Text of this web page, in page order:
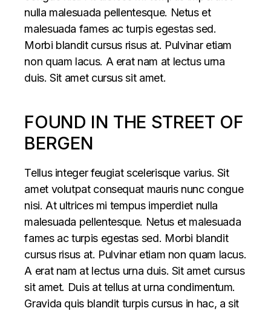
nulla malesuada pellentesque. Netus et
malesuada fames ac turpis egestas sed.
Morbi blandit cursus risus at. Pulvinar etiam
non quam lacus. A erat nam at lectus urna
duis. Sit amet cursus sit amet.
FOUND IN THE STREET OF
BERGEN
Tellus integer feugiat scelerisque varius. Sit
amet volutpat consequat mauris nunc congue
nisi. At ultrices mi tempus imperdiet nulla
malesuada pellentesque. Netus et malesuada
fames ac turpis egestas sed. Morbi blandit
cursus risus at. Pulvinar etiam non quam lacus.
A erat nam at lectus urna duis. Sit amet cursus
sit amet. Duis at tellus at urna condimentum.
Gravida quis blandit turpis cursus in hac, a sit